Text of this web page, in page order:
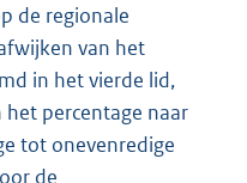
de regionale
van het
in het vierde lid,
percentage naar
tot onevenredige
de